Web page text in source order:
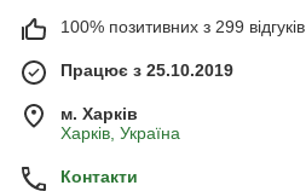
100% позитивних з 299 відгуків
Працює з 25.10.2019
м. Харків
Харків, Україна
Контакти